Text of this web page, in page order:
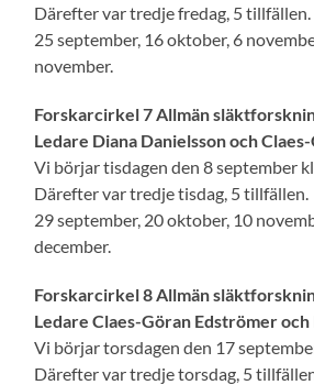
Därefter var tredje fredag, 5 tillfällen.
25 september, 16 oktober, 6
november.
Forskarcirkel 7 Allmän
Ledare Diana Danielsson och
Vi börjar tisdagen den 8 september
Därefter var tredje tisdag, 5 tillfällen.
29 september, 20 oktober, 10
december.
Forskarcirkel 8 Allmän
Ledare Claes-Göran Edströmer och
Vi börjar torsdagen den 17
Därefter var tredje torsdag, 5